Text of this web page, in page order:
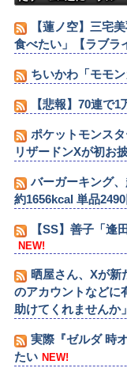
ド」 【蓮ノ空】三宅
食べたい」【ラブラ
ちいかわ「モモ
【悲報】70連で
ポケットモンス
リザードンXが初お
バーガーキング
約1656kcal 単品2490
【SS】善子「逢
NEW!
晒屋さん、Xが新
のアカウントなどに
助けてくれませんか」
実際『ゼルダ 時
たい NEW!